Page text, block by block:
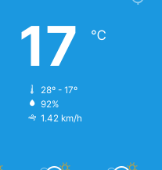
17 ℃
28º - 17º
92%
1.42 km/h